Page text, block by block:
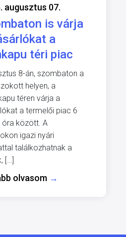
augusztus 07.
is várja
a
téri piac
8-án, szombaton a
helyen, a
téren várja a
a termelői piac 6
óra között. A
igazi nyári
találkozhatnak a
[…]
olvasom →